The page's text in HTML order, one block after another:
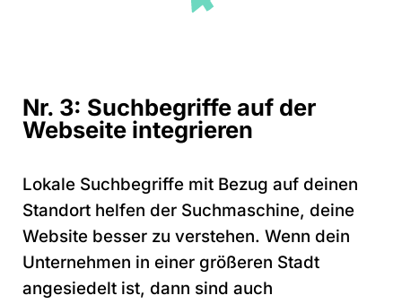
Nr. 3: Suchbegriffe auf der
Webseite integrieren
Lokale Suchbegriffe mit Bezug auf deinen
Standort helfen der Suchmaschine, deine
Website besser zu verstehen. Wenn dein
Unternehmen in einer größeren Stadt
angesiedelt ist, dann sind auch